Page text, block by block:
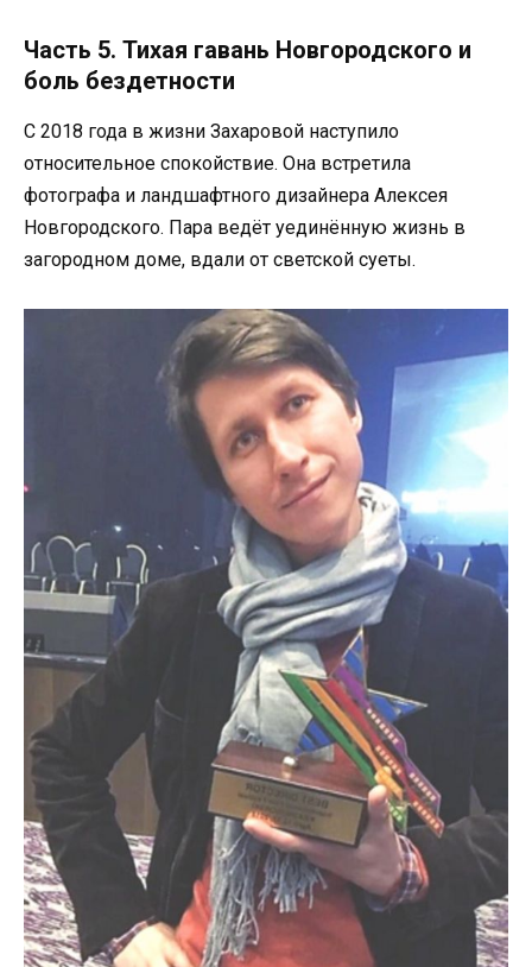
Часть 5. Тихая гавань Новгородского и
боль бездетности
С 2018 года в жизни Захаровой наступило
относительное спокойствие. Она встретила
фотографа и ландшафтного дизайнера Алексея
Новгородского. Пара ведёт уединённую жизнь в
загородном доме, вдали от светской суеты.